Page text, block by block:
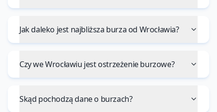
Jak daleko jest najbliższa burza od Wrocławia?
Czy we Wrocławiu jest ostrzeżenie burzowe?
Skąd pochodzą dane o burzach?